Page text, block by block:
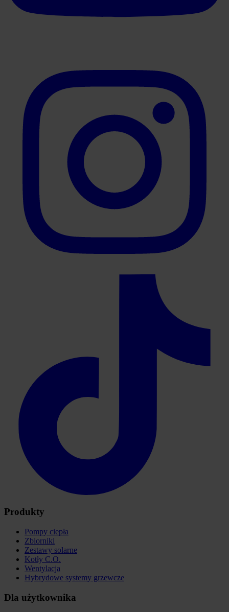
Produkty
Pompy ciepła
Zbiorniki
Zestawy solarne
Kotły C.O.
Wentylacja
Hybrydowe systemy grzewcze
Dla użytkownika